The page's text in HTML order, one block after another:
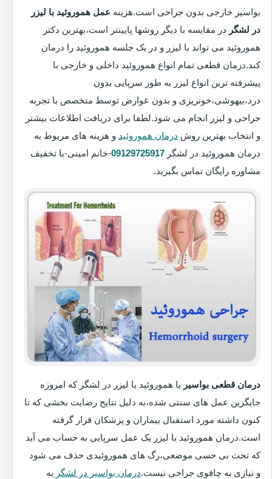
بواسیر خارجی بدون جراحی است.هزینه عمل هموروئید با لیزر
در لشگر در مقایسه با دیگر روشها پایینتر است،بهترین دکتر
هموروئید می تواند با لیزر و در یک جلسه هموروئید را درمان
کند.درمان قطعی تمام انواع هموروئید داخلی و خارجی با
پیشرفته ترین انواع لیزر به طور سرپایی بدون
درد،بیهوشی،خونریزی و بدون عوارض توسط متخصص با تجربه
جراحی و لیزر انجام می شود.لطفا برای دریافت اطلاعات بیشتر
و انتخاب بهترین روش درمان هموروئید و هزینه های مربوط به
درمان هموروئید در لشگر 09129725917-خانم امینی-با تخفیف
مشاوره رایگان تماس بگیرید.
درمان قطعی بواسیر یا هموروئید با لیزر در لشگر که امروزه
جایگزین عمل های سنتی شده،به دلیل نتایج رضایت بخشی که تا
کنون داشته مورد استقبال بیماران و پزشکان قرار گرفته
است.درمان هموروئید با لیزر یک عمل سرپایی به حساب می آید
که تحت بی حسی موضعی،رگ های هموروئیدی حذف می شود
و نیازی به چاقوی جراحی نیست.درمان بواسیر در لشگر به